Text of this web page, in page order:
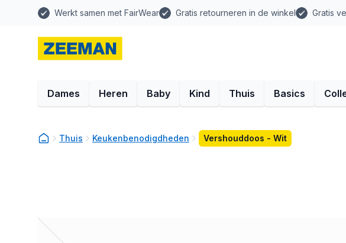
Werkt samen met FairWear Gratis retourneren in de winkel Gratis
Dames Heren Baby Kind Thuis Basics
Thuis Keukenbenodigdheden Vershouddoos - Wit